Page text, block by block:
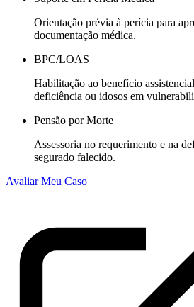
Orientação prévia à perícia para
documentação médica.
BPC/LOAS
Habilitação ao benefício
deficiência ou idosos em
Pensão por Morte
Assessoria no requerimento e na
segurado falecido.
Avaliar Meu Caso